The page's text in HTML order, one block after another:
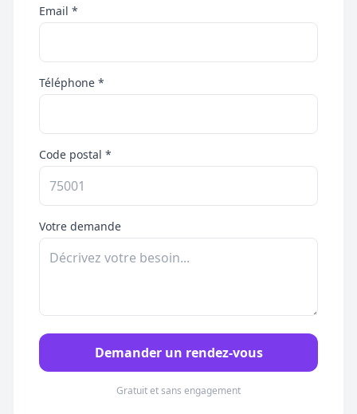
Email *
Téléphone *
Code postal *
Votre demande
Demander un rendez-vous
Gratuit et sans engagement